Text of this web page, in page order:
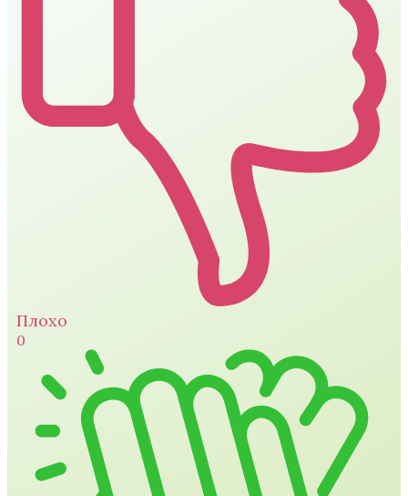
Плохо
0